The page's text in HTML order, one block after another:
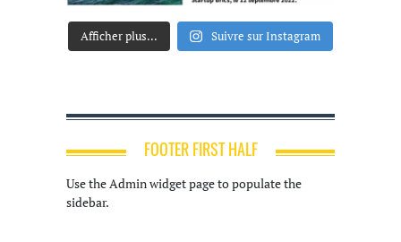
Afficher plus... Suivre sur Instagram
FOOTER FIRST HALF
Use the Admin widget page to populate the
sidebar.